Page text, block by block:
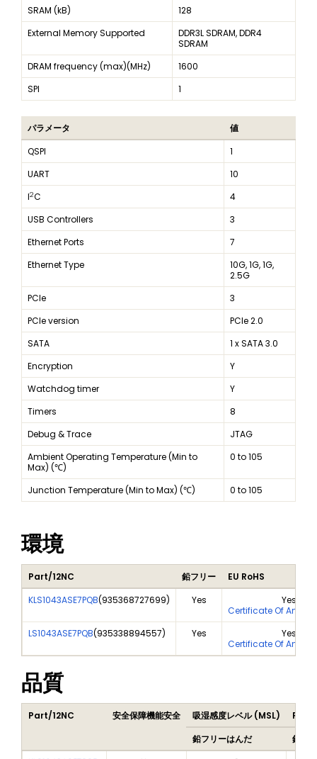
SRAM (kB)
128
External Memory Supported
DDR3L SDRAM, DDR4
SDRAM
DRAM frequency (max)(MHz)
1600
SPI
1
パラメータ
値
QSPI
1
UART
10
I2C
4
USB Controllers
3
Ethernet Ports
7
Ethernet Type
10G, 1G, 1G,
2.5G
PCIe
3
PCIe version
PCIe 2.0
SATA
1 x SATA 3.0
Encryption
Y
Watchdog timer
Y
Timers
8
Debug & Trace
JTAG
Ambient Operating Temperature (Min to
Max) (℃)
0 to 105
Junction Temperature (Min to Max) (℃) 0 to 105
環境
Part/12NC 鉛フリー
EU RoHS
KLS1043ASE7PQB(935368727699) Yes
Yes
Certificate Of
LS1043ASE7PQB(935338894557) Yes
Yes
Certificate Of
品質
Part/12NC 安全保障機能安全 吸湿感度レベル (MSL)
鉛フリーはんだ
鉛フ